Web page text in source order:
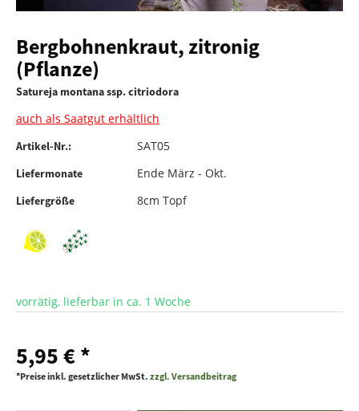
Bergbohnenkraut, zitronig
(Pflanze)
Satureja montana ssp. citriodora
auch als Saatgut erhältlich
Artikel-Nr.: SAT05
Liefermonate Ende März - Okt.
Liefergröße 8cm Topf
vorrätig, lieferbar in ca. 1 Woche
5,95 € *
*Preise inkl. gesetzlicher MwSt. zzgl. Versandbeitrag